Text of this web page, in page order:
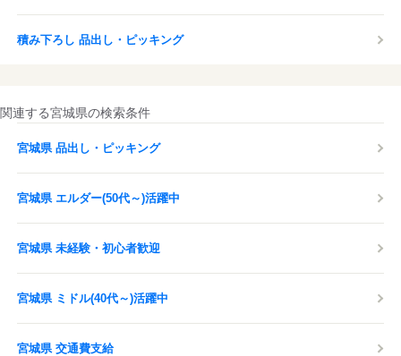
積み下ろし 品出し・ピッキング
関連する宮城県の検索条件
宮城県 品出し・ピッキング
宮城県 エルダー(50代～)活躍中
宮城県 未経験・初心者歓迎
宮城県 ミドル(40代～)活躍中
宮城県 交通費支給